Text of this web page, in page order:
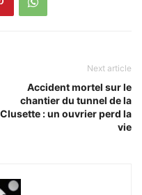
Next article
Accident mortel sur le
chantier du tunnel de la
Clusette : un ouvrier perd la
vie